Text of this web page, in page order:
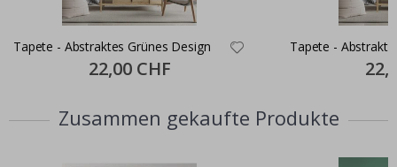
Tapete - Abstraktes Grünes Design
Special
Price
22,00 CHF
Tapete -
Price
Zusammen gekaufte Produkte